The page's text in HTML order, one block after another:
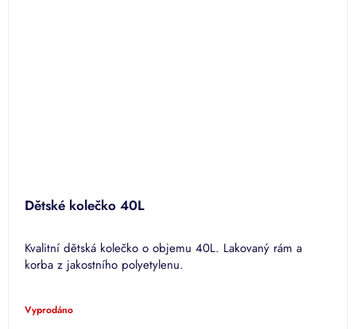
Dětské kolečko 40L
Kvalitní dětská kolečko o objemu 40L. Lakovaný rám a
korba z jakostního polyetylenu.
Vyprodáno